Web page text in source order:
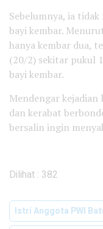
Sebelumnya, ia
bayi kembar.
hanya kembar dua,
(20/2) sekitar pukul
bayi kembar.
Mendengar
dan kerabat
bersalin ingin
Dilihat : 382
Istri Anggota PWI